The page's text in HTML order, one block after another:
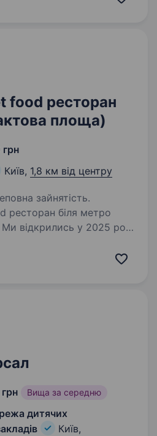
food ресторан
площа)
Київ, 1,8 км від центру
зайнятість.
ресторан біля метро
відкрились у 2025 році
Вища за середню
дитячих
Київ,